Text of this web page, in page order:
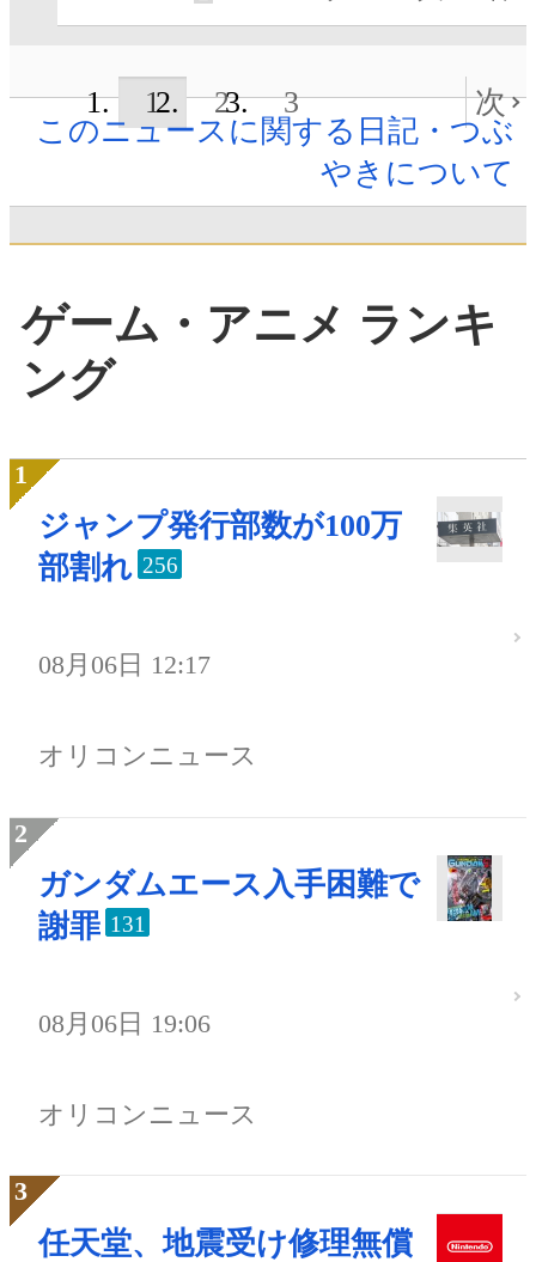
1 2 3
次
このニュースに関する日記・つぶ
やきについて
ゲーム・アニメ ランキ
ング
ジャンプ発行部数が100万
部割れ 256
08月06日 12:17
オリコンニュース
ガンダムエース入手困難で
謝罪 131
08月06日 19:06
オリコンニュース
任天堂、地震受け修理無償